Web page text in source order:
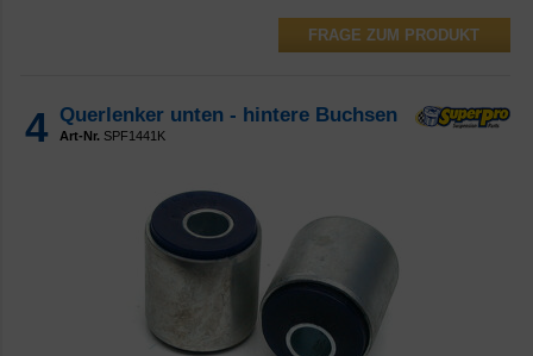
FRAGE ZUM PRODUKT
4 Querlenker unten - hintere Buchsen
Art-Nr. SPF1441K